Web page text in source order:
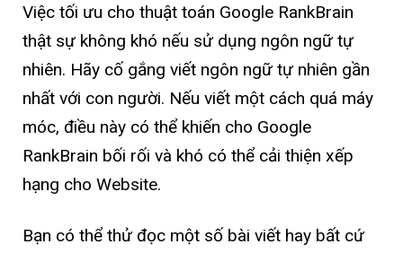
Việc tối ưu cho thuật toán Google RankBrain
thật sự không khó nếu sử dụng ngôn ngữ tự
nhiên. Hãy cố gắng viết ngôn ngữ tự nhiên gần
nhất với con người. Nếu viết một cách quá máy
móc, điều này có thể khiến cho Google
RankBrain bối rối và khó có thể cải thiện xếp
hạng cho Website.
Bạn có thể thử đọc một số bài viết hay bất cứ